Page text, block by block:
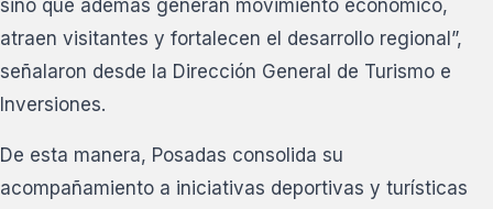
sino que además generan movimiento económico,
atraen visitantes y fortalecen el desarrollo regional”,
señalaron desde la Dirección General de Turismo e
Inversiones.
De esta manera, Posadas consolida su
acompañamiento a iniciativas deportivas y turísticas